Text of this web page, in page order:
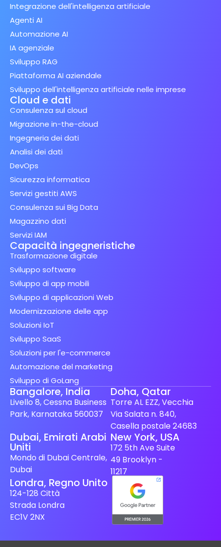
Integrazione dell'intelligenza artificiale
Agenti AI
Automazione AI
IA agenziale
Sviluppo RAG
Piattaforma AI aziendale
Sviluppo dell'intelligenza artificiale nelle imprese
Cloud e dati
Consulenza sul cloud
Migrazione in-the-cloud
Ingegneria dei dati
Analisi dei dati
DevOps
Sicurezza informatica
Servizi gestiti AWS
Consulenza sui Big Data
Magazzino dati
Servizi IAM
Capacità ingegneristiche
Trasformazione digitale
Sviluppo software
Sviluppo di app mobili
Sviluppo di applicazioni Web
Modernizzazione delle app
Soluzioni IoT
Sviluppo SaaS
Soluzioni per l'e-commerce
Automazione del marketing
Sviluppo di GoLang
Bangalore, India
Livello 8, Cessna Business
Park, Karnataka 560037
Doha, Qatar
Torre AL EZZ, Vecchia
Via Salata n. 840,
Casella postale 24683
Dubai, Emirati Arabi
Uniti
Mondo di Dubai Centrale,
Dubai
New York, USA
172 5th Ave Suite
49 Brooklyn -
11217
Londra, Regno Unito
124-128 Città
Strada Londra
EC1V 2NXGerman
Japanese
Dutch
Spanish (Spain)